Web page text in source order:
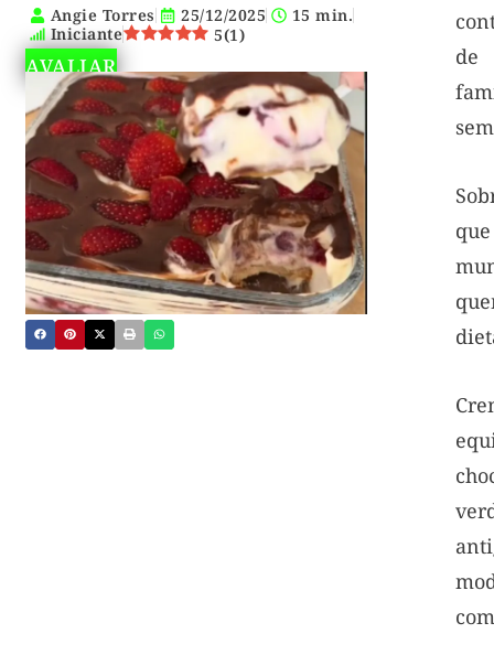
Angie Torres 25/12/2025
15 min.
Iniciante
5(1)
AVALIAR
de